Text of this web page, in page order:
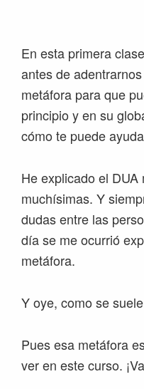
navegación
principal
contenido
principal
barra
lateral
principal
página
En esta primera
antes de
metáfora para que
principio y en su
cómo te puede
He explicado el DUA
muchísimas. Y
dudas entre las
día se me ocurrió
metáfora.
Y oye, como se
Pues esa metáfora
ver en este curso.